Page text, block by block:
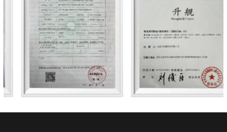
Procedente De China,
Marketing Para El Mundo.